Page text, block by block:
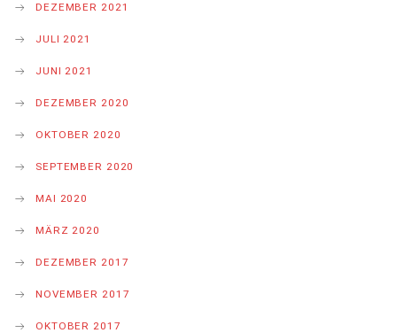
DEZEMBER 2021
JULI 2021
JUNI 2021
DEZEMBER 2020
OKTOBER 2020
SEPTEMBER 2020
MAI 2020
MÄRZ 2020
DEZEMBER 2017
NOVEMBER 2017
OKTOBER 2017